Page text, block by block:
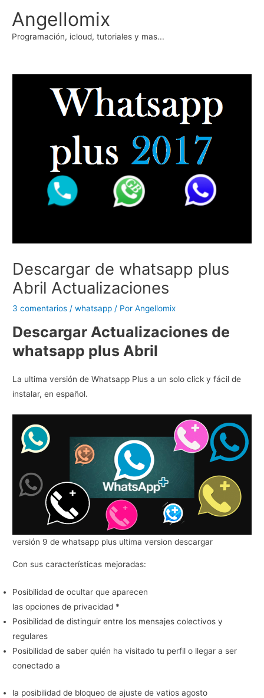
contenido
Angellomix
Programación, icloud, tutoriales y mas...
Descargar de whatsapp plus
Abril Actualizaciones
3 comentarios /whatsapp / PorAngellomix
Descargar Actualizaciones de
whatsapp plus Abril
La ultima versión de Whatsapp Plus a un solo click y fácil de
instalar, en español.
versión 9 de whatsapp plus ultima version descargar
Con sus características mejoradas:
Posibilidad de ocultar que aparecen
las opciones de privacidad *
Posibilidad de distinguir entre los mensajes colectivos y
regulares
Posibilidad de saber quién ha visitado tu perfil o llegar a ser
conectado a
la posibilidad de bloqueo de ajuste de vatios agosto